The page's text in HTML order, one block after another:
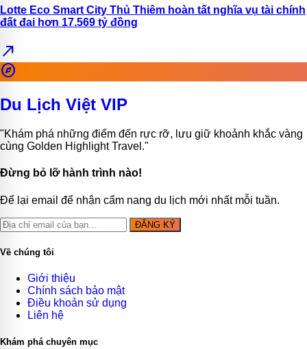
Lotte Eco Smart City Thủ Thiêm hoàn tất nghĩa vụ tài chính
đất đai hơn 17.569 tỷ đồng
north_east
explore
Du Lịch Việt VIP
"Khám phá những điểm đến rực rỡ, lưu giữ khoảnh khắc vàng
cùng Golden Highlight Travel."
Đừng bỏ lỡ hành trình nào!
Để lại email để nhận cẩm nang du lịch mới nhất mỗi tuần.
ĐĂNG KÝ
Về chúng tôi
Giới thiệu
Chính sách bảo mật
Điều khoản sử dụng
Liên hệ
Khám phá chuyên mục